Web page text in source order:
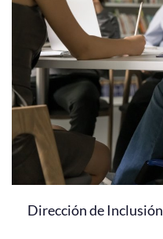
Dirección de Inclusión